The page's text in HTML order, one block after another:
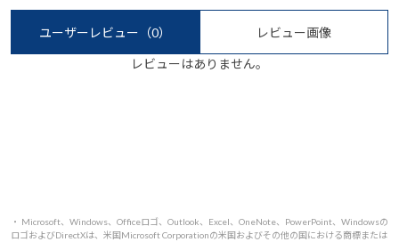
ユーザーレビュー （0） レビュー画像
レビューはありません。
・ Microsoft、Windows、Officeロゴ、Outlook、Excel、OneNote、PowerPoint、Windowsの
ロゴおよびDirectXは、米国Microsoft Corporationの米国およびその他の国における商標または